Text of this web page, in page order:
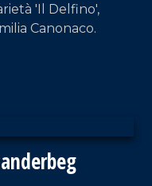
'Il Delfino',
Canonaco.